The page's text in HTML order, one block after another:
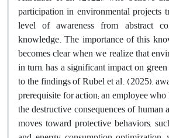
participation in environmental projects
level of awareness from abstract
knowledge. The importance of this
becomes clear when we realize that
in turn, has a significant impact on
to the findings of Rubel et al. (2025),
prerequisite for action; an employee
the destructive consequences of
moves toward protective behaviors,